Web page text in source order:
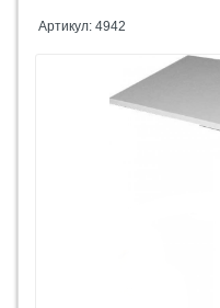
Артикул: 4942